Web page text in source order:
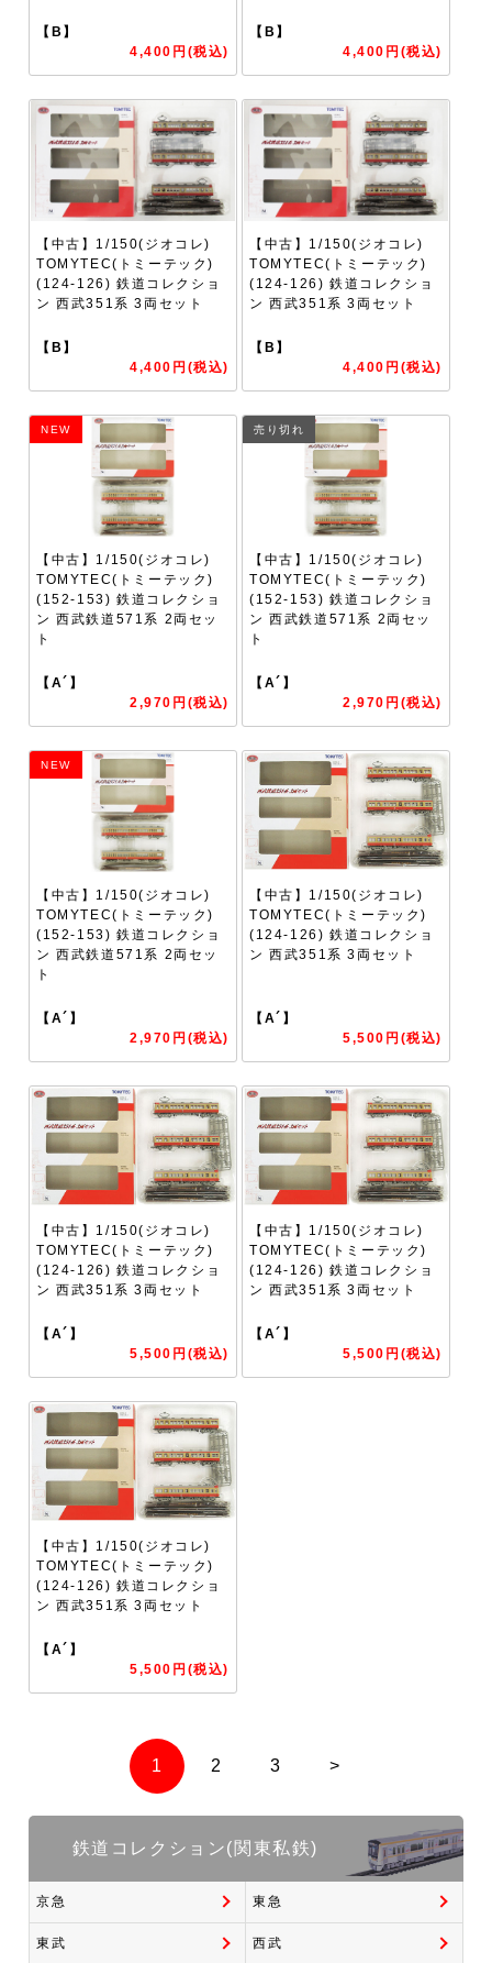
【B】
4,400円(税込)
【B】
4,400円(税込)
【中古】1/150(ジオコレ)
TOMYTEC(トミーテック)
(124-126) 鉄道コレクショ
ン 西武351系 3両セット
【B】
4,400円(税込)
【中古】1/150(ジオコレ)
TOMYTEC(トミーテック)
(124-126) 鉄道コレクショ
ン 西武351系 3両セット
【B】
4,400円(税込)
NEW
【中古】1/150(ジオコレ)
TOMYTEC(トミーテック)
(152-153) 鉄道コレクショ
ン 西武鉄道571系 2両セッ
ト
【A´】
2,970円(税込)
売り切れ
【中古】1/150(ジオコレ)
TOMYTEC(トミーテック)
(152-153) 鉄道コレクショ
ン 西武鉄道571系 2両セッ
ト
【A´】
2,970円(税込)
NEW
【中古】1/150(ジオコレ)
TOMYTEC(トミーテック)
(152-153) 鉄道コレクショ
ン 西武鉄道571系 2両セッ
ト
【A´】
2,970円(税込)
【中古】1/150(ジオコレ)
TOMYTEC(トミーテック)
(124-126) 鉄道コレクショ
ン 西武351系 3両セット
【A´】
5,500円(税込)
【中古】1/150(ジオコレ)
TOMYTEC(トミーテック)
(124-126) 鉄道コレクショ
ン 西武351系 3両セット
【A´】
5,500円(税込)
【中古】1/150(ジオコレ)
TOMYTEC(トミーテック)
(124-126) 鉄道コレクショ
ン 西武351系 3両セット
【A´】
5,500円(税込)
【中古】1/150(ジオコレ)
TOMYTEC(トミーテック)
(124-126) 鉄道コレクショ
ン 西武351系 3両セット
【A´】
5,500円(税込)
1 2 3 >
鉄道コレクション(関東私鉄)
京急 東急
東武 西武